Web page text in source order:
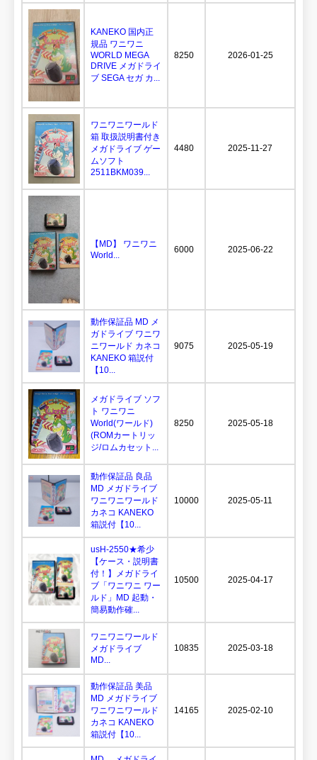
KANEKO 国内正
規品 ワニワニ
WORLD MEGA
DRIVE メガドライ
ブ SEGA セガ カ...
8250 2026-01-25
ワニワニワールド
箱 取扱説明書付き
メガドライブ ゲー
ムソフト
2511BKM039...
4480 2025-11-27
【MD】 ワニワニ
World...
6000 2025-06-22
動作保証品 MD メ
ガドライブ ワニワ
ニワールド カネコ
KANEKO 箱説付
【10...
9075 2025-05-19
メガドライブ ソフ
ト ワニワニ
World(ワールド)
(ROMカートリッ
ジ/ロムカセット...
8250 2025-05-18
動作保証品 良品
MD メガドライブ
ワニワニワールド
カネコ KANEKO
箱説付【10...
10000 2025-05-11
usH-2550★希少
【ケース・説明書
付！】メガドライ
ブ「ワニワニ ワー
ルド」MD 起動・
簡易動作確...
10500 2025-04-17
ワニワニワールド
メガドライブ
MD...
10835 2025-03-18
動作保証品 美品
MD メガドライブ
ワニワニワールド
カネコ KANEKO
箱説付【10...
14165 2025-02-10